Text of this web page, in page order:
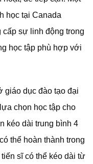
học tại Canada
sự linh động trong
học tập phù hợp với
giáo dục đào tạo đại
chọn học tập cho
kéo dài trung bình 4
thể hoàn thành trong
sĩ có thể kéo dài từ